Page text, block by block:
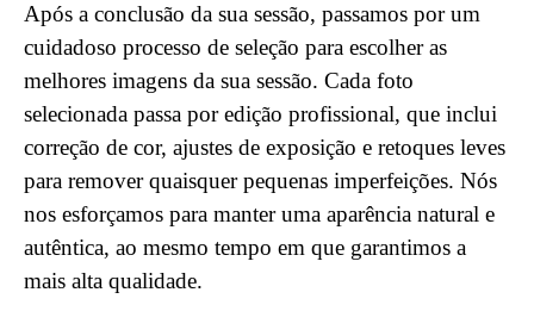
Após a conclusão da sua sessão, passamos por um
cuidadoso processo de seleção para escolher as
melhores imagens da sua sessão. Cada foto
selecionada passa por edição profissional, que inclui
correção de cor, ajustes de exposição e retoques leves
para remover quaisquer pequenas imperfeições. Nós
nos esforçamos para manter uma aparência natural e
autêntica, ao mesmo tempo em que garantimos a
mais alta qualidade.